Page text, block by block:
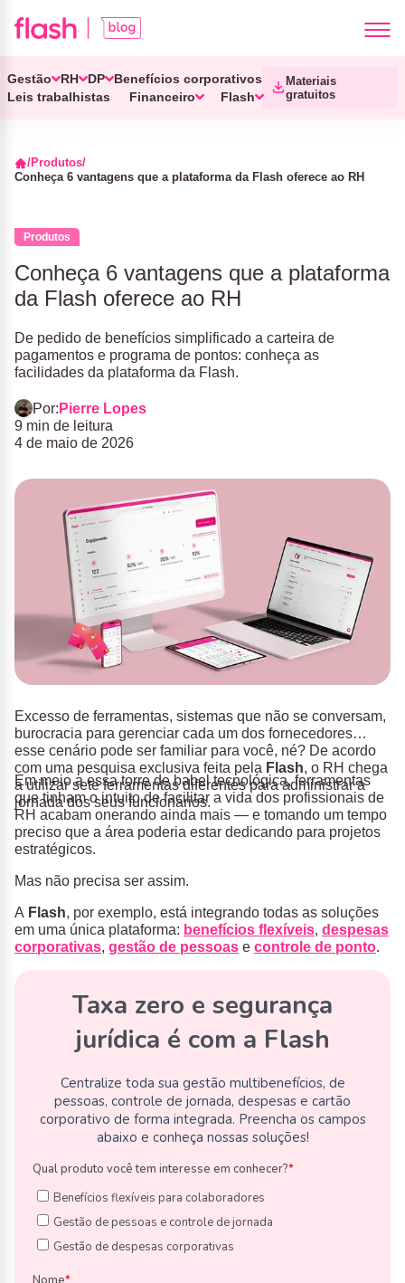
Gestão RH DP
Benefícios corporativos
Leis trabalhistas
Financeiro Flash
Materiais
gratuitos
Produtos
Conheça 6 vantagens que a plataforma da Flash oferece ao RH
Produtos
Conheça 6 vantagens que a plataforma
da Flash oferece ao RH
De pedido de benefícios simplificado a carteira de
pagamentos e programa de pontos: conheça as
facilidades da plataforma da Flash.
Por: Pierre Lopes
9 min de leitura
4 de maio de 2026
Excesso de ferramentas, sistemas que não se conversam,
burocracia para gerenciar cada um dos fornecedores…
esse cenário pode ser familiar para você, né? De acordo
com uma pesquisa exclusiva feita pela Flash, o RH chega
a utilizar sete ferramentas diferentes para administrar a
jornada dos seus funcionários.
Em meio a essa torre de babel tecnológica, ferramentas
que tinham o intuito de facilitar a vida dos profissionais de
RH acabam onerando ainda mais — e tomando um tempo
preciso que a área poderia estar dedicando para projetos
estratégicos.
Mas não precisa ser assim.
A Flash, por exemplo, está integrando todas as soluções
em uma única plataforma: benefícios flexíveis, despesas
corporativas, gestão de pessoas e controle de ponto.